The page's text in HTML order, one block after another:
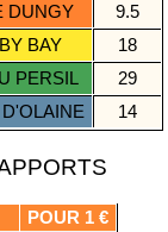
DUNGY
9.5
BAY
18
PERSIL
29
14
POUR 1 €